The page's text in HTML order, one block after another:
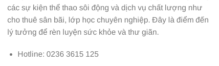
các sự kiện thể thao sôi động và dịch vụ chất lượng như
cho thuê sân bãi, lớp học chuyên nghiệp. Đây là điểm đến
lý tưởng để rèn luyện sức khỏe và thư giãn.
Hotline: 0236 3615 125